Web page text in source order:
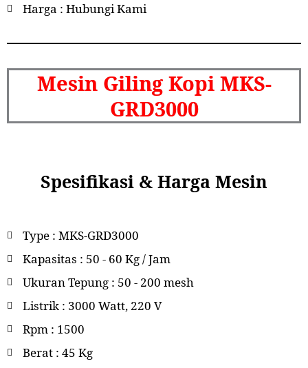
Harga : Hubungi Kami
Mesin Giling Kopi MKS-
GRD3000
Spesifikasi & Harga Mesin
Type : MKS-GRD3000
Kapasitas : 50 - 60 Kg / Jam
Ukuran Tepung : 50 - 200 mesh
Listrik : 3000 Watt, 220 V
Rpm : 1500
Berat : 45 Kg